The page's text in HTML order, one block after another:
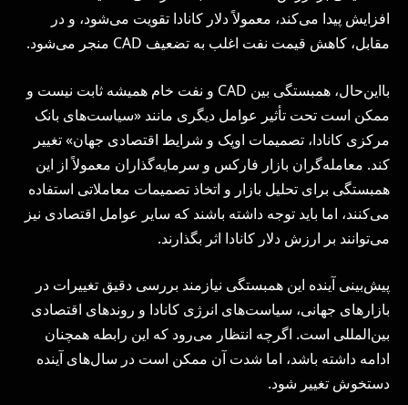
افزایش پیدا می‌کند، معمولاً دلار کانادا تقویت می‌شود، و در
مقابل، کاهش قیمت نفت اغلب به تضعیف CAD منجر می‌شود.
بااین‌حال، همبستگی بین CAD و نفت خام همیشه ثابت نیست و
ممکن است تحت تأثیر عوامل دیگری مانند «سیاست‌های بانک
مرکزی کانادا، تصمیمات اوپک و شرایط اقتصادی جهان» تغییر
کند. معامله‌گران بازار فارکس و سرمایه‌گذاران معمولاً از این
همبستگی برای تحلیل بازار و اتخاذ تصمیمات معاملاتی استفاده
می‌کنند، اما باید توجه داشته باشند که سایر عوامل اقتصادی نیز
می‌توانند بر ارزش دلار کانادا اثر بگذارند.
پیش‌بینی آینده این همبستگی نیازمند بررسی دقیق تغییرات در
بازارهای جهانی، سیاست‌های انرژی کانادا و روندهای اقتصادی
بین‌المللی است. اگرچه انتظار می‌رود که این رابطه همچنان
ادامه داشته باشد، اما شدت آن ممکن است در سال‌های آینده
دستخوش تغییر شود.